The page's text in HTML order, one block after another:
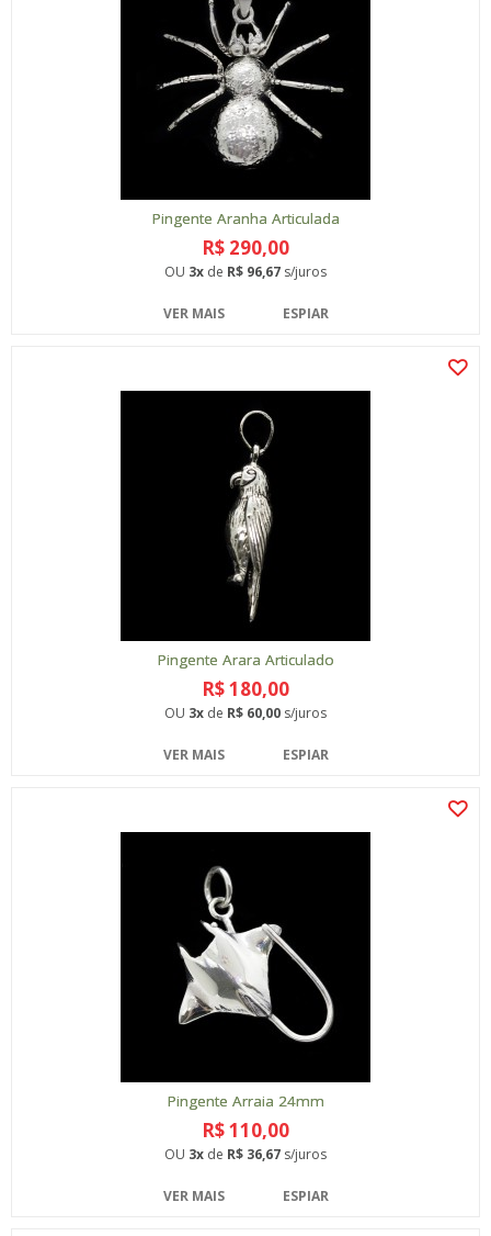
Pingente Aranha Articulada
R$ 290,00
OU 3x de R$ 96,67 s/juros
VER MAIS ESPIAR
Pingente Arara Articulado
R$ 180,00
OU 3x de R$ 60,00 s/juros
VER MAIS ESPIAR
Pingente Arraia 24mm
R$ 110,00
OU 3x de R$ 36,67 s/juros
VER MAIS ESPIAR